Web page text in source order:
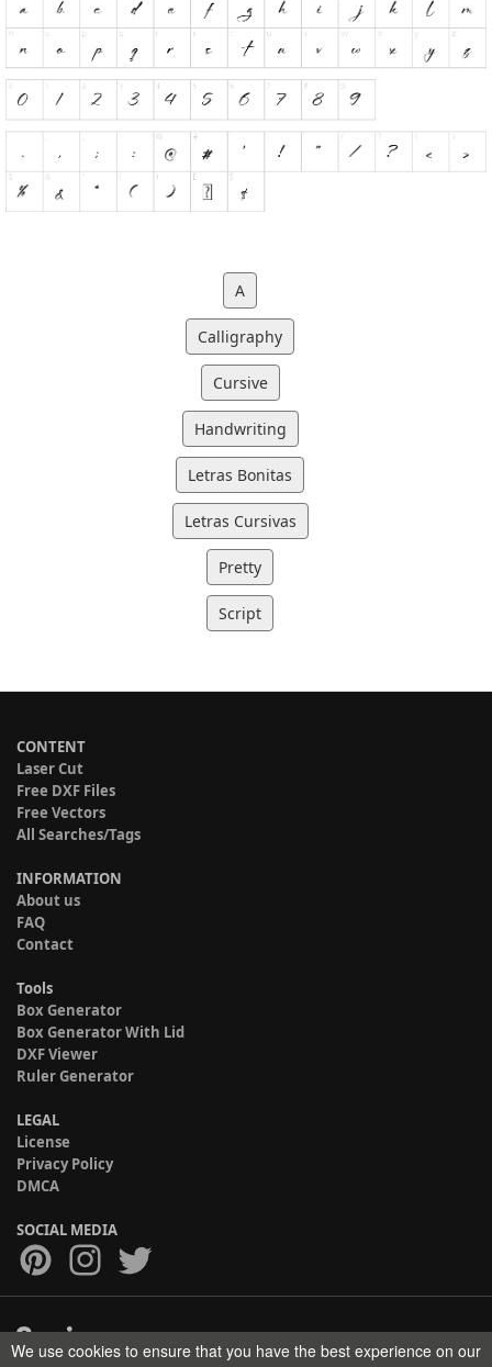
A
Calligraphy
Cursive
Handwriting
Letras Bonitas
Letras Cursivas
Pretty
Script
CONTENT
Laser Cut
Free DXF Files
Free Vectors
All Searches/Tags
INFORMATION
About us
FAQ
Contact
Tools
Box Generator
Box Generator With Lid
DXF Viewer
Ruler Generator
LEGAL
License
Privacy Policy
DMCA
SOCIAL MEDIA
We use cookies to ensure that you have the best experience on our